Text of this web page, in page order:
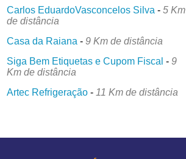
Carlos EduardoVasconcelos Silva -5 Km
de distância
Casa da Raiana -9 Km de distância
Siga Bem Etiquetas e Cupom Fiscal -9
Km de distância
Artec Refrigeração - 11 Km de distância